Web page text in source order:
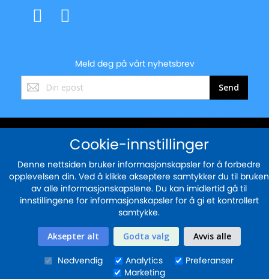
Meld deg på vårt nyhetsbrev
Registrer
deg
vårt
nyhetsbrev:
Send
© 2025 - blekkskriveren.no
Cookie-innstillinger
Denne nettsiden bruker informasjonskapsler for å forbedre
opplevelsen din. Ved å klikke akseptere samtykker du til bruken
av alle informasjonskapslene. Du kan imidlertid gå til
innstillingene for informasjonskapsler for å gi et kontrollert
samtykke.
Aksepter alt Godta valg Avvis alle
Nødvendig Analytics
Preferanser
Marketing